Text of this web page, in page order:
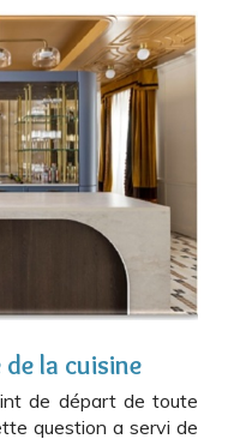
la cuisine
de départ de toute
question a servi de